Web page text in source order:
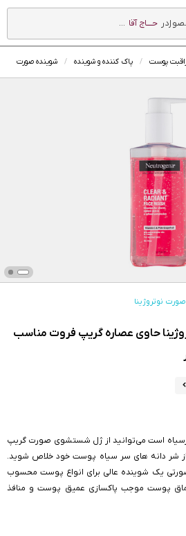
در حــــاج آقا ...
پوست پاک کننده و شوینده شوینده صورت
نوتروژینا
حاوی عصاره گریپ فروت مناسب
است می‌توانید از ژل شستشوی صورت گریپ
از شر دانه های سر سیاه پوست خود خلاص شوید.
یک شوینده عالی برای انواع پوست محسوب
پوست موجب پاکسازی عمیق پوست و منافذ